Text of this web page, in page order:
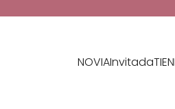
NOVIAInvitada